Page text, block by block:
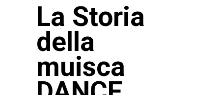
La Storia
della
muisca